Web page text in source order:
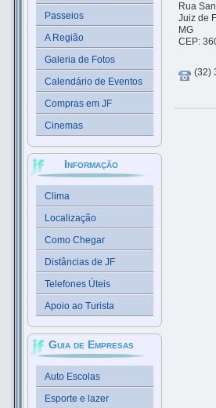
Passeios
A Região
Galeria de Fotos
Calendário de Eventos
Compras em JF
Cinemas
Informação
Clima
Localização
Como Chegar
Distâncias de JF
Telefones Úteis
Apoio ao Turista
Guia de Empresas
Auto Escolas
Esporte e lazer
Rua
Juiz de
MG
CEP:
(32)